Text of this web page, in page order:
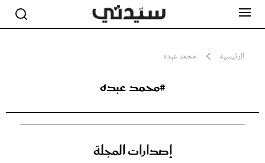
الرئيسية محمد عبده
#محمد عبده
إصدارات المجلة
جمال
صحة ورشاقة